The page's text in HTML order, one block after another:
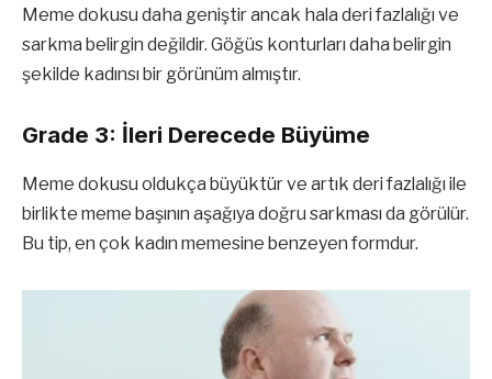
Meme dokusu daha geniştir ancak hala deri fazlalığı ve
sarkma belirgin değildir. Göğüs konturları daha belirgin
şekilde kadınsı bir görünüm almıştır.
Grade 3: İleri Derecede Büyüme
Meme dokusu oldukça büyüktür ve artık deri fazlalığı ile
birlikte meme başının aşağıya doğru sarkması da görülür.
Bu tip, en çok kadın memesine benzeyen formdur.